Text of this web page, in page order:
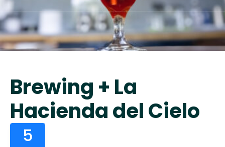
Brewing + La
Hacienda del Cielo
5